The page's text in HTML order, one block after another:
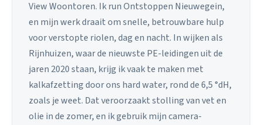
View Woontoren. Ik run Ontstoppen Nieuwegein,
en mijn werk draait om snelle, betrouwbare hulp
voor verstopte riolen, dag en nacht. In wijken als
Rijnhuizen, waar de nieuwste PE-leidingen uit de
jaren 2020 staan, krijg ik vaak te maken met
kalkafzetting door ons hard water, rond de 6,5 °dH,
zoals je weet. Dat veroorzaakt stolling van vet en
olie in de zomer, en ik gebruik mijn camera-